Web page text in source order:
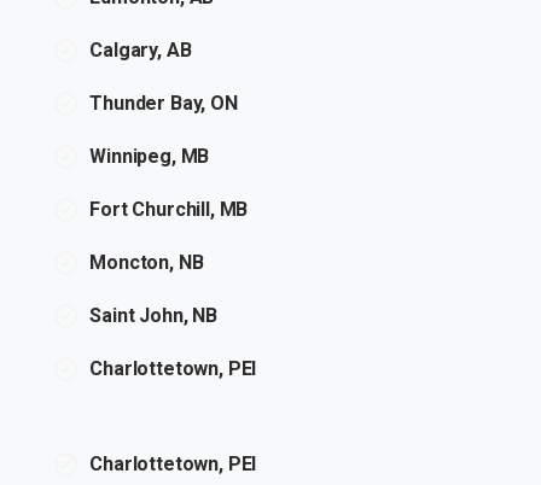
Calgary, AB
Thunder Bay, ON
Winnipeg, MB
Fort Churchill, MB
Moncton, NB
Saint John, NB
Charlottetown, PEI
Charlottetown, PEI